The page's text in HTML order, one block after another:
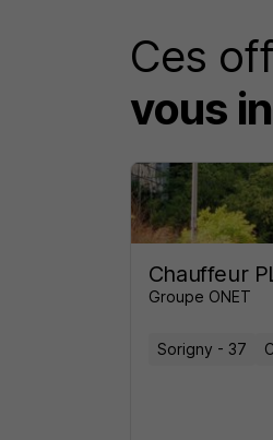
Ces
vous
Chauffeur
Groupe ONET
Sorigny - 37